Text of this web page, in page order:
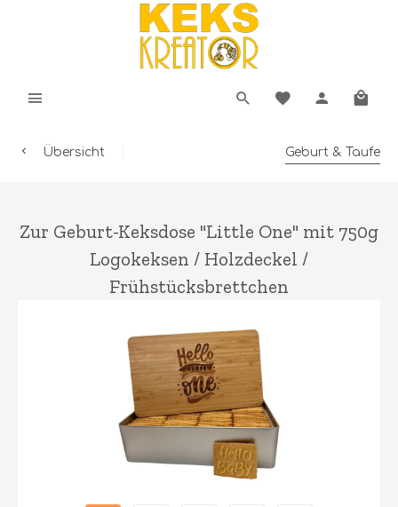
Übersicht Geburt & Taufe
Zur Geburt-Keksdose "Little One" mit 750g
Logokeksen / Holzdeckel /
Frühstücksbrettchen